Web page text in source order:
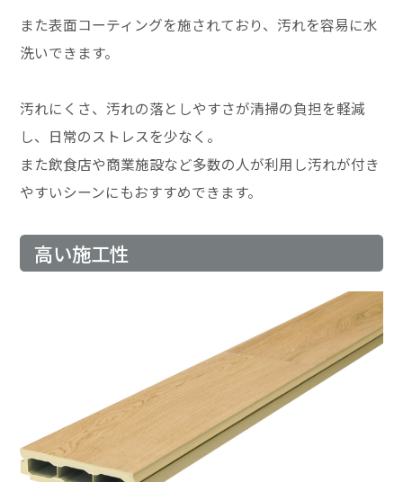
また表面コーティングを施されており、汚れを容易に水
洗いできます。
汚れにくさ、汚れの落としやすさが清掃の負担を軽減
し、日常のストレスを少なく。
また飲食店や商業施設など多数の人が利用し汚れが付き
やすいシーンにもおすすめできます。
高い施工性